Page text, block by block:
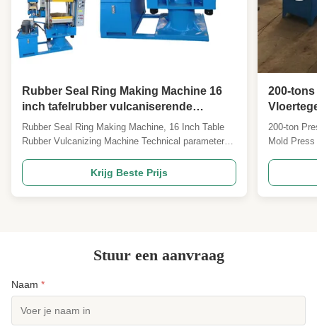
Rubber Seal Ring Making Machine 16
inch tafelrubber vulcaniserende
machine
Rubber Seal Ring Making Machine, 16 Inch Table
Rubber Vulcanizing Machine Technical parameter:
XLB-D/Q 600*600*2 XLB-D/Q 450*450/600*2 XLB-
D/Q 750*850*2 ltem (mn)Nominal clamp mould
force 0.5 1.0 1.6 1.6 1.6 (mm)Specification of hot
Krijg Beste Prijs
200-
Output
200-ton
Mold
efficiency
Breakdown
Stuur een aanvraag
Naam *